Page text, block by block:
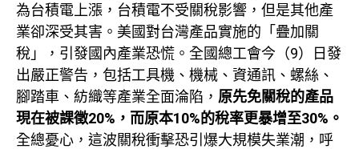
為台積電上漲，台積電不受關稅影響，但是其他產
業卻深受其害。美國對台灣產品實施的「疊加關
稅」，引發國內產業恐慌。全國總工會今（9）日發
出嚴正警告，包括工具機、機械、資通訊、螺絲、
腳踏車、紡織等產業全面淪陷， 原先免關稅的產品
現在被課徵20%，而原本10%的稅率更暴增至30%。
全總憂心，這波關稅衝擊恐引爆大規模失業潮，呼